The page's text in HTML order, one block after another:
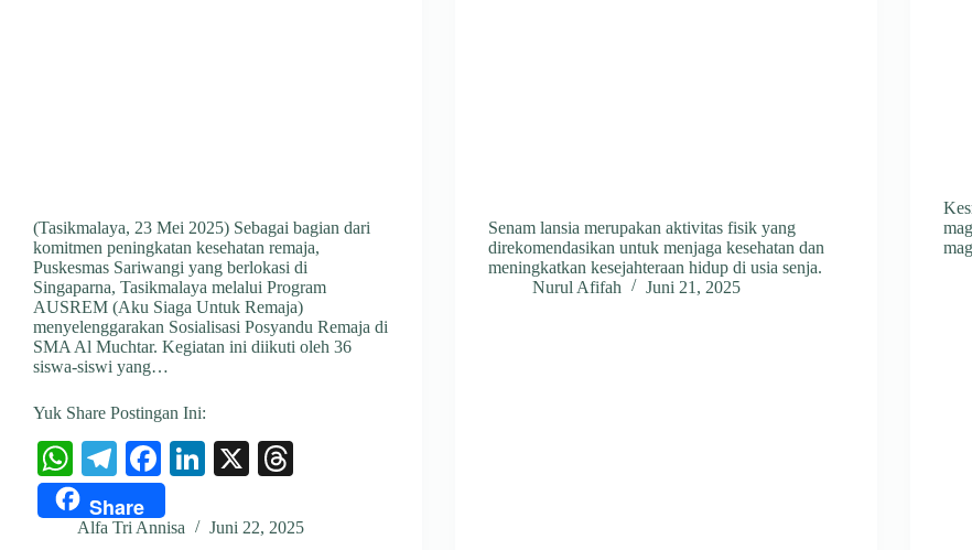
(Tasikmalaya, 23 Mei 2025) Sebagai bagian dari
komitmen peningkatan kesehatan remaja,
Puskesmas Sariwangi yang berlokasi di
Singaparna, Tasikmalaya melalui Program
AUSREM (Aku Siaga Untuk Remaja)
menyelenggarakan Sosialisasi Posyandu Remaja di
SMA Al Muchtar. Kegiatan ini diikuti oleh 36
siswa-siswi yang…
Yuk Share Postingan Ini:
W
ha
ts
Te
le
gr
Fa
ce
bo
Li
ed
X
ea
Share
Alfa Tri Annisa Juni 22, 2025
Senam lansia merupakan aktivitas fisik yang
direkomendasikan untuk menjaga kesehatan dan
meningkatkan kesejahteraan hidup di usia senja.
Nurul Afifah
Juni 21, 2025